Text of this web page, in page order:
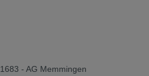
- AG Memmingen